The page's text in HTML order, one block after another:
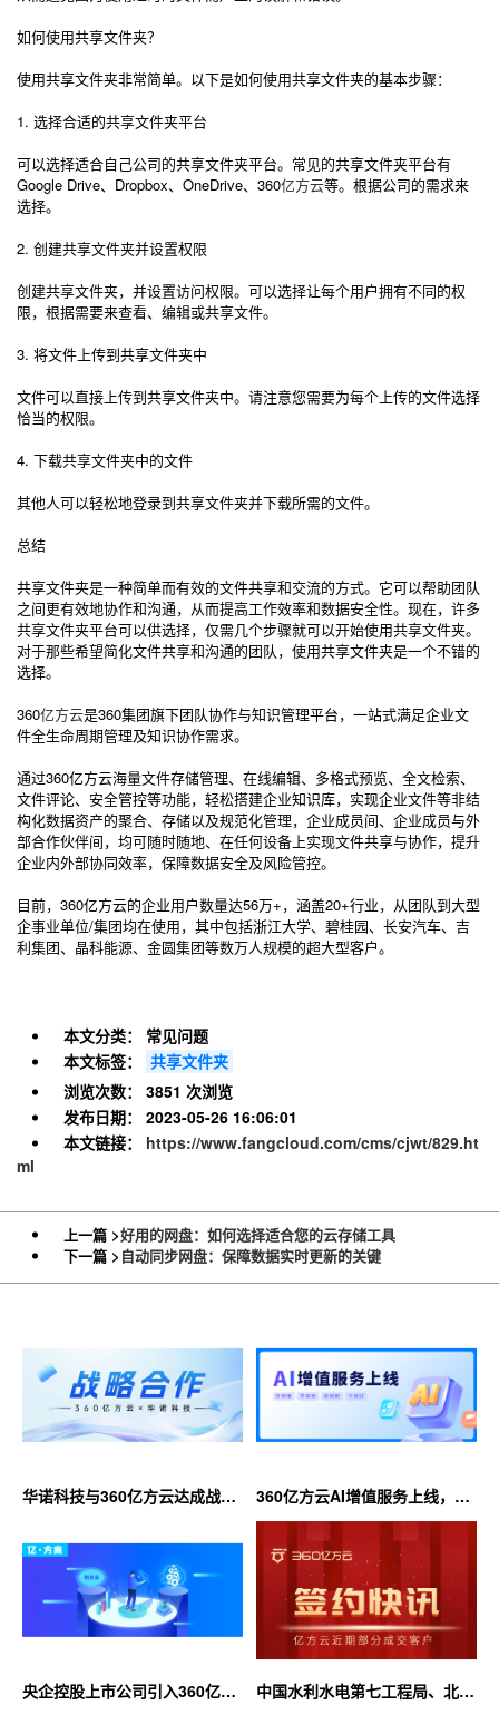
如何使用共享文件夹？
使用共享文件夹非常简单。以下是如何使用共享文件夹的基本步骤：
1. 选择合适的共享文件夹平台
可以选择适合自己公司的共享文件夹平台。常见的共享文件夹平台有
Google Drive、Dropbox、OneDrive、360亿方云等。根据公司的需求来
选择。
2. 创建共享文件夹并设置权限
创建共享文件夹，并设置访问权限。可以选择让每个用户拥有不同的权
限，根据需要来查看、编辑或共享文件。
3. 将文件上传到共享文件夹中
文件可以直接上传到共享文件夹中。请注意您需要为每个上传的文件选择
恰当的权限。
4. 下载共享文件夹中的文件
其他人可以轻松地登录到共享文件夹并下载所需的文件。
总结
共享文件夹是一种简单而有效的文件共享和交流的方式。它可以帮助团队
之间更有效地协作和沟通，从而提高工作效率和数据安全性。现在，许多
共享文件夹平台可以供选择，仅需几个步骤就可以开始使用共享文件夹。
对于那些希望简化文件共享和沟通的团队，使用共享文件夹是一个不错的
选择。
360亿方云是360集团旗下团队协作与知识管理平台，一站式满足企业文
件全生命周期管理及知识协作需求。
通过360亿方云海量文件存储管理、在线编辑、多格式预览、全文检索、
文件评论、安全管控等功能，轻松搭建企业知识库，实现企业文件等非结
构化数据资产的聚合、存储以及规范化管理，企业成员间、企业成员与外
部合作伙伴间，均可随时随地、在任何设备上实现文件共享与协作，提升
企业内外部协同效率，保障数据安全及风险管控。
目前，360亿方云的企业用户数量达56万+，涵盖20+行业，从团队到大型
企事业单位/集团均在使用，其中包括浙江大学、碧桂园、长安汽车、吉
利集团、晶科能源、金圆集团等数万人规模的超大型客户。
本文分类：
常见问题
本文标签：
共享文件夹
浏览次数：
3851 次浏览
发布日期：
2023-05-26 16:06:01
本文链接：
https://www.fangcloud.com/cms/cjwt/829.ht
ml
上一篇 >好用的网盘：如何选择适合您的云存储工具
下一篇 > 自动同步网盘：保障数据实时更新的关键
华诺科技与360亿方云达成战略
360亿方云AI增值服务上线，超
大限时优惠等你来！
央企控股上市公司引入360亿方
中国水利水电第七工程局、北京